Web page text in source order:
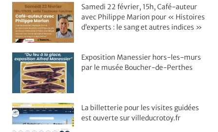
Samedi 22 février, 15h, Café-auteur
avec Philippe Marion pour « Histoires
d’experts : le sang et autres indices »
Exposition Manessier hors-les-murs
par le musée Boucher-de-Perthes
La billetterie pour les visites guidées
est ouverte sur villeducrotoy.fr